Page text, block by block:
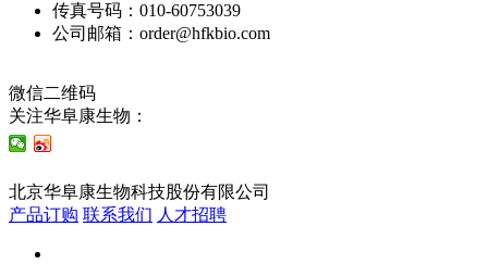
传真号码：010-60753039
公司邮箱：order@hfkbio.com
微信二维码
关注华阜康生物：
北京华阜康生物科技股份有限公司
产品订购 联系我们 人才招聘